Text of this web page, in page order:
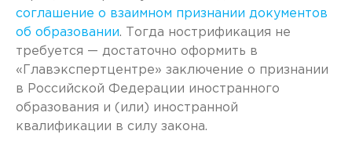
соглашение о взаимном признании документов
об образовании. Тогда нострификация не
требуется — достаточно оформить в
«Главэкспертцентре» заключение о признании
в Российской Федерации иностранного
образования и (или) иностранной
квалификации в силу закона.